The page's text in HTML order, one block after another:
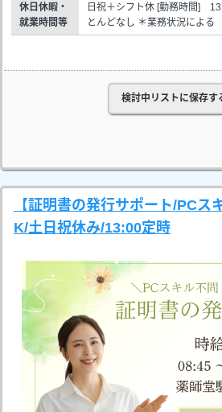
休日休暇・
就業時間等
日祝＋シフト休 [勤務時間]
とんどなし ＊業務状況による
検討中リストに保存す
【証明書の発行サポート/PCス
K/土日祝休み/13:00定時